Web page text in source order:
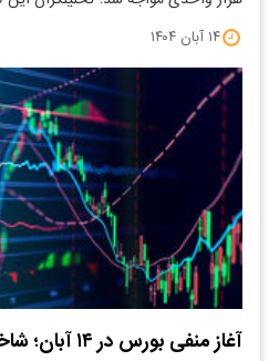
۱۴ آبان ۱۴۰۴
آغاز منفی بورس در ۱۴ آبان؛ شاخص‌ها در مسیر اصلاح